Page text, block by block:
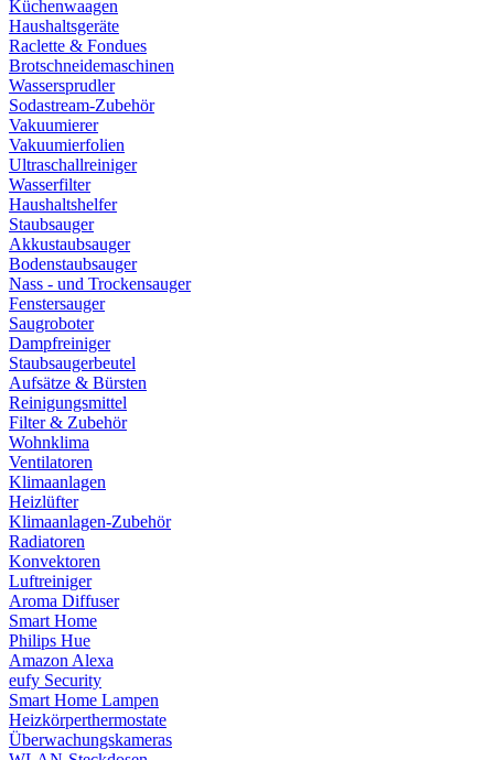
Küchenwaagen
Haushaltsgeräte
Raclette & Fondues
Brotschneidemaschinen
Wassersprudler
Sodastream-Zubehör
Vakuumierer
Vakuumierfolien
Ultraschallreiniger
Wasserfilter
Haushaltshelfer
Staubsauger
Akkustaubsauger
Bodenstaubsauger
Nass - und Trockensauger
Fenstersauger
Saugroboter
Dampfreiniger
Staubsaugerbeutel
Aufsätze & Bürsten
Reinigungsmittel
Filter & Zubehör
Wohnklima
Ventilatoren
Klimaanlagen
Heizlüfter
Klimaanlagen-Zubehör
Radiatoren
Konvektoren
Luftreiniger
Aroma Diffuser
Smart Home
Philips Hue
Amazon Alexa
eufy Security
Smart Home Lampen
Heizkörperthermostate
Überwachungskameras